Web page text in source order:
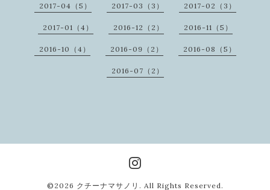
2017-04（5） 2017-03（3） 2017-02（3）
2017-01（4） 2016-12（2） 2016-11（5）
2016-10（4） 2016-09（2） 2016-08（5）
2016-07（2）
©2026 クチーナマサノリ . All Rights Reserved.